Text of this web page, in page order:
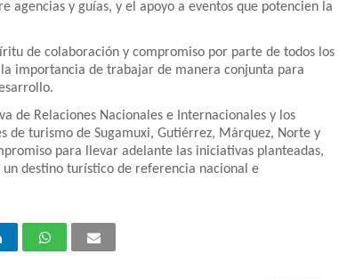
agencias y guías, y el apoyo a eventos que potencien la
de colaboración y compromiso por parte de todos los
importancia de trabajar de manera conjunta para
de Relaciones Nacionales e Internacionales y los
de turismo de Sugamuxi, Gutiérrez, Márquez, Norte y
para llevar adelante las iniciativas planteadas,
destino turístico de referencia nacional e